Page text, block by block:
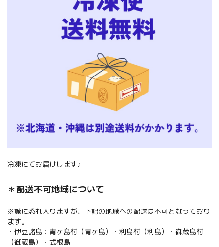
冷凍にてお届けします♪
＊配送不可地域について
※誠に恐れ入りますが、下記の地域への配送は不可となっており
ます。
・伊豆諸島：青ヶ島村（青ヶ島）・利島村（利島）・御蔵島村
（御蔵島）・式根島